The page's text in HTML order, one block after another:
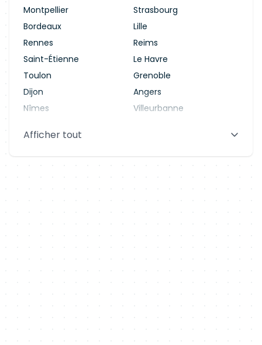
Montpellier
Strasbourg
Bordeaux
Lille
Rennes
Reims
Saint-Étienne
Le Havre
Toulon
Grenoble
Dijon
Angers
Nîmes
Villeurbanne
Aix-en-Provence
Afficher tout